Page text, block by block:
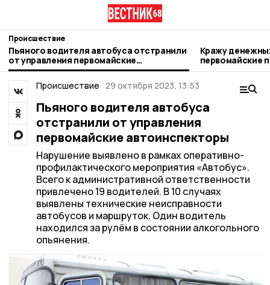
Происшествие
Пьяного водителя автобуса отстранили
от управления первомайские
автоинспекторы
Кражу
первомайские
Происшествие 29 октября 2023, 13:53
Пьяного водителя автобуса
отстранили от управления
первомайские автоинспекторы
Нарушение выявлено в рамках оперативно-
профилактического мероприятия «Автобус».
Всего к административной ответственности
привлечено 19 водителей. В 10 случаях
выявлены технические неисправности
автобусов и маршруток. Один водитель
находился за рулём в состоянии алкогольного
опьянения.